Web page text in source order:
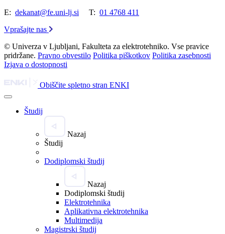
E: dekanat@fe.uni-lj.si T: 01 4768 411
Vprašajte nas
© Univerza v Ljubljani, Fakulteta za elektrotehniko. Vse pravice
pridržane. Pravno obvestilo Politika piškotkov Politika zasebnosti
Izjava o dostopnosti
Obiščite spletno stran ENKI
Študij
Nazaj
Študij
Dodiplomski študij
Nazaj
Dodiplomski študij
Elektrotehnika
Aplikativna elektrotehnika
Multimedija
Magistrski študij